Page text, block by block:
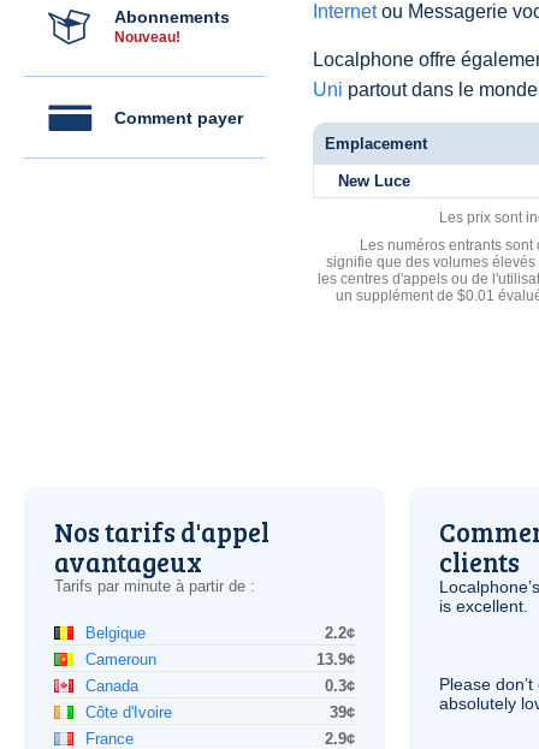
Abonnements
Nouveau!
Comment payer
Internetou Messagerie
Localphone offre
Uni partout dans le
Emplacement
New Luce
Les prix sont
Les numéros entrants
signifie que des volumes
les centres d'appels ou de
un supplément de $0.01
Nos tarifs d'appel
avantageux
Tarifs par minute à partir de :
Belgique
2.2¢
Cameroun
13.9¢
Canada
0.3¢
Côte d'Ivoire
39¢
France
2.9¢
clients
is excellent.
Please
absolutely